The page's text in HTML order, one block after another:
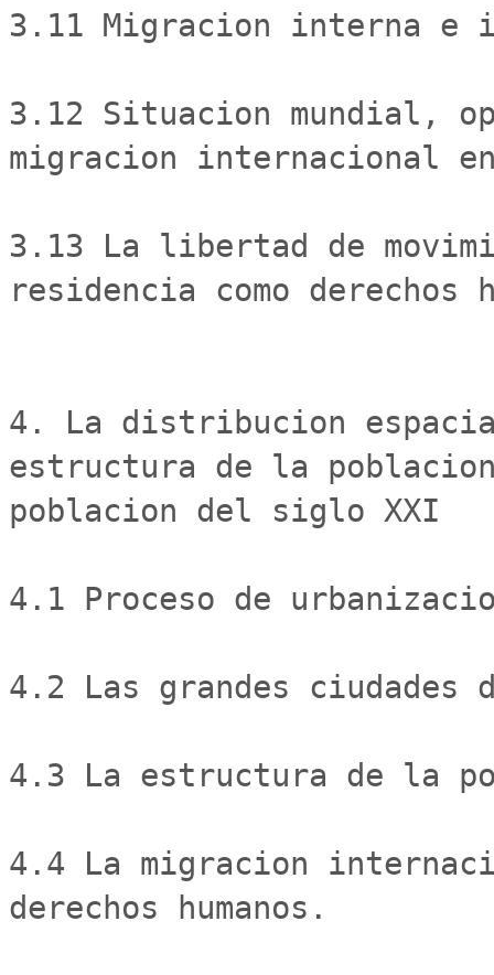
3.11 Migracion interna
3.12 Situacion mundial,
migracion internacional
3.13 La libertad de
residencia como derechos
4. La distribucion
estructura de la
poblacion del siglo XXI
4.1 Proceso de
4.2 Las grandes
4.3 La estructura de la
4.4 La migracion
derechos humanos.